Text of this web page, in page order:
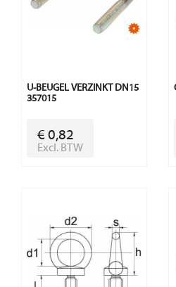
U-BEUGEL VERZINKT DN15
357015
€ 0,82
Excl. BTW